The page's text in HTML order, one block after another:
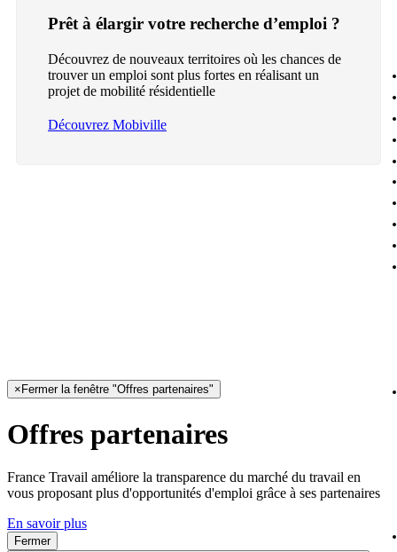
Prêt à élargir votre recherche d’emploi ?
Découvrez de nouveaux territoires où les chances de
trouver un emploi sont plus fortes en réalisant un
projet de mobilité résidentielle
Découvrez Mobiville
× Fermer la fenêtre "Offres partenaires"
Offres partenaires
France Travail améliore la transparence du marché du travail en
vous proposant plus d'opportunités d'emploi grâce à ses partenaires
En savoir plus
Fermer